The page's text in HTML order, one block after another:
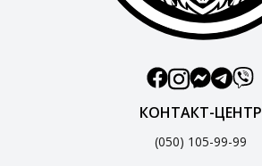
КОНТАКТ-ЦЕНТР
(050) 105-99-99